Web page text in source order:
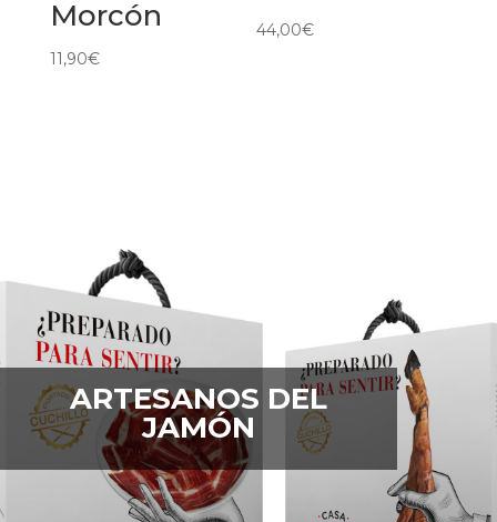
Morcón
11,90€
44,00€
ARTESANOS DEL
JAMÓN